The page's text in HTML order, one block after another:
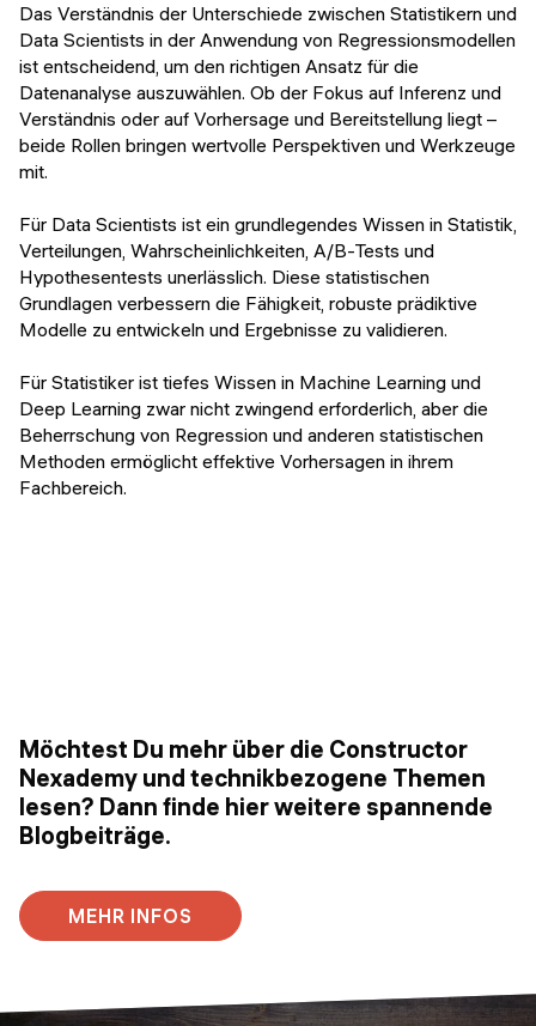
Das Verständnis der Unterschiede zwischen Statistikern und
Data Scientists in der Anwendung von Regressionsmodellen
ist entscheidend, um den richtigen Ansatz für die
Datenanalyse auszuwählen. Ob der Fokus auf Inferenz und
Verständnis oder auf Vorhersage und Bereitstellung liegt –
beide Rollen bringen wertvolle Perspektiven und Werkzeuge
mit.
Für Data Scientists ist ein grundlegendes Wissen in Statistik,
Verteilungen, Wahrscheinlichkeiten, A/B-Tests und
Hypothesentests unerlässlich. Diese statistischen
Grundlagen verbessern die Fähigkeit, robuste prädiktive
Modelle zu entwickeln und Ergebnisse zu validieren.
Für Statistiker ist tiefes Wissen in Machine Learning und
Deep Learning zwar nicht zwingend erforderlich, aber die
Beherrschung von Regression und anderen statistischen
Methoden ermöglicht effektive Vorhersagen in ihrem
Fachbereich.
Möchtest Du mehr über die Constructor
Nexademy und technikbezogene Themen
lesen? Dann finde hier weitere spannende
Blogbeiträge.
MEHR INFOS